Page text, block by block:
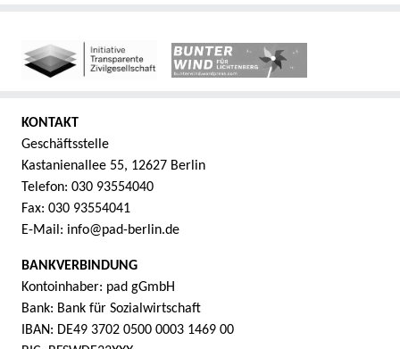
KONTAKT
Geschäftsstelle
Kastanienallee 55, 12627 Berlin
Telefon: 030 93554040
Fax: 030 93554041
E-Mail: info@pad-berlin.de
BANKVERBINDUNG
Kontoinhaber: pad gGmbH
Bank: Bank für Sozialwirtschaft
IBAN: DE49 3702 0500 0003 1469 00